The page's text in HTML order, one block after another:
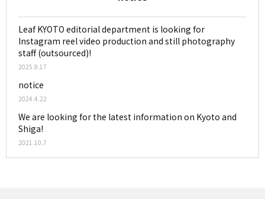
Leaf KYOTO editorial department is looking for
Instagram reel video production and still photography
staff (outsourced)!
2025.9.17
notice
2024.4.22
We are looking for the latest information on Kyoto and
Shiga!
2021.10.7